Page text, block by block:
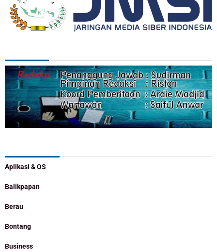
Aplikasi & OS
Balikpapan
Berau
Bontang
Business